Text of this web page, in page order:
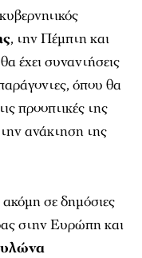
, την Πέμπτη και
έχει συναντήσεις
όπου θα
προοπτικές της
ανάκτηση της
σε δημόσιες
στην Ευρώπη και